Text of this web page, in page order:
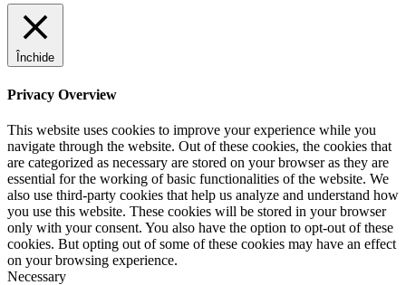
Închide
Privacy Overview
This website uses cookies to improve your experience while you
navigate through the website. Out of these cookies, the cookies that
are categorized as necessary are stored on your browser as they are
essential for the working of basic functionalities of the website. We
also use third-party cookies that help us analyze and understand how
you use this website. These cookies will be stored in your browser
only with your consent. You also have the option to opt-out of these
cookies. But opting out of some of these cookies may have an effect
on your browsing experience.
Necessary